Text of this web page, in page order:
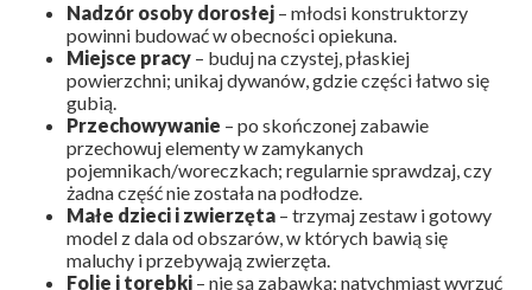
Nadzór osoby dorosłej – młodsi konstruktorzy
powinni budować w obecności opiekuna.
Miejsce pracy – buduj na czystej, płaskiej
powierzchni; unikaj dywanów, gdzie części łatwo się
gubią.
Przechowywanie – po skończonej zabawie
przechowuj elementy w zamykanych
pojemnikach/woreczkach; regularnie sprawdzaj, czy
żadna część nie została na podłodze.
Małe dzieci i zwierzęta – trzymaj zestaw i gotowy
model z dala od obszarów, w których bawią się
maluchy i przebywają zwierzęta.
Folie i torebki – nie są zabawką; natychmiast wyrzuć